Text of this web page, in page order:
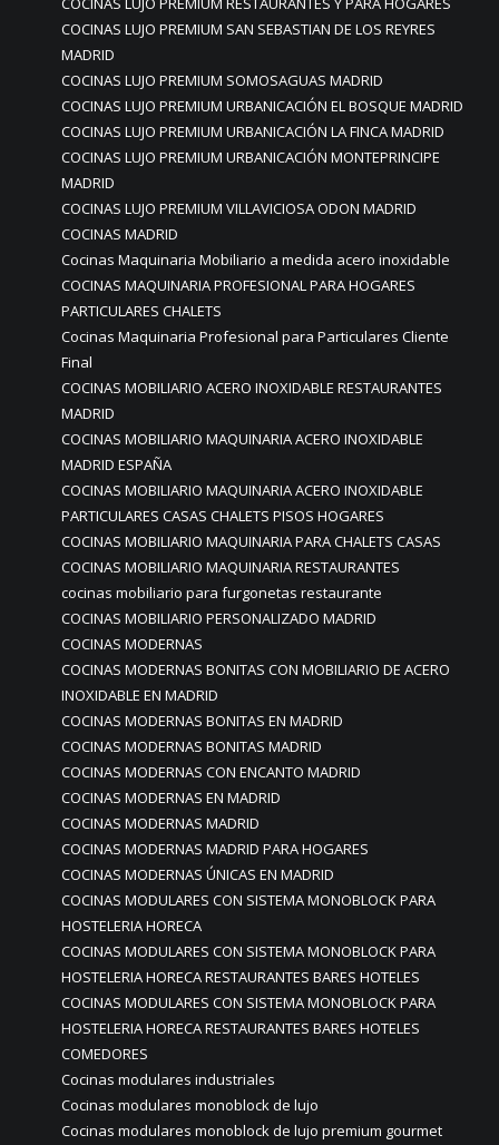
COCINAS LUJO PREMIUM SAN SEBASTIAN DE LOS REYRES
MADRID
COCINAS LUJO PREMIUM SOMOSAGUAS MADRID
COCINAS LUJO PREMIUM URBANICACIÓN EL BOSQUE MADRID
COCINAS LUJO PREMIUM URBANICACIÓN LA FINCA MADRID
COCINAS LUJO PREMIUM URBANICACIÓN MONTEPRINCIPE
MADRID
COCINAS LUJO PREMIUM VILLAVICIOSA ODON MADRID
COCINAS MADRID
Cocinas Maquinaria Mobiliario a medida acero inoxidable
COCINAS MAQUINARIA PROFESIONAL PARA HOGARES
PARTICULARES CHALETS
Cocinas Maquinaria Profesional para Particulares Cliente
Final
COCINAS MOBILIARIO ACERO INOXIDABLE RESTAURANTES
MADRID
COCINAS MOBILIARIO MAQUINARIA ACERO INOXIDABLE
MADRID ESPAÑA
COCINAS MOBILIARIO MAQUINARIA ACERO INOXIDABLE
PARTICULARES CASAS CHALETS PISOS HOGARES
COCINAS MOBILIARIO MAQUINARIA PARA CHALETS CASAS
COCINAS MOBILIARIO MAQUINARIA RESTAURANTES
cocinas mobiliario para furgonetas restaurante
COCINAS MOBILIARIO PERSONALIZADO MADRID
COCINAS MODERNAS
COCINAS MODERNAS BONITAS CON MOBILIARIO DE ACERO
INOXIDABLE EN MADRID
COCINAS MODERNAS BONITAS EN MADRID
COCINAS MODERNAS BONITAS MADRID
COCINAS MODERNAS CON ENCANTO MADRID
COCINAS MODERNAS EN MADRID
COCINAS MODERNAS MADRID
COCINAS MODERNAS MADRID PARA HOGARES
COCINAS MODERNAS ÚNICAS EN MADRID
COCINAS MODULARES CON SISTEMA MONOBLOCK PARA
HOSTELERIA HORECA
COCINAS MODULARES CON SISTEMA MONOBLOCK PARA
HOSTELERIA HORECA RESTAURANTES BARES HOTELES
COCINAS MODULARES CON SISTEMA MONOBLOCK PARA
HOSTELERIA HORECA RESTAURANTES BARES HOTELES
COMEDORES
Cocinas modulares industriales
Cocinas modulares monoblock de lujo
Cocinas modulares monoblock de lujo premium gourmet